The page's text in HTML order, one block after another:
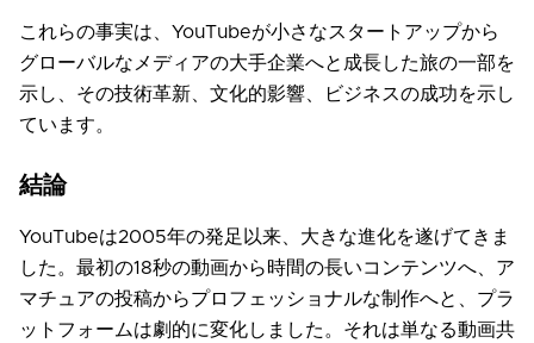
これらの事実は、YouTubeが小さなスタートアップから
グローバルなメディアの大手企業へと成長した旅の一部を
示し、その技術革新、文化的影響、ビジネスの成功を示し
ています。
結論
YouTubeは2005年の発足以来、大きな進化を遂げてきま
した。最初の18秒の動画から時間の長いコンテンツへ、ア
マチュアの投稿からプロフェッショナルな制作へと、プラ
ットフォームは劇的に変化しました。それは単なる動画共